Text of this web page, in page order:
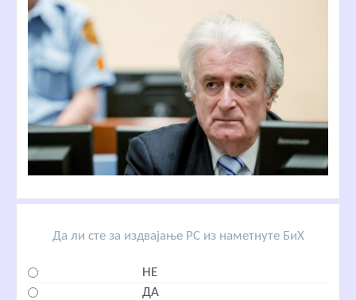
Да ли сте за издвајање РС из наметнуте БиХ
НЕ
ДА